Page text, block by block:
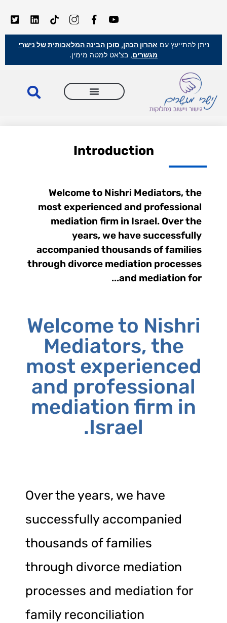
ניתן להתייעץ עם אהרון הכהן, סוכן הבינה המלאכותית של נישרי
מגשרים, בצ'אט למטה מימין.
Introduction
Welcome to Nishri Mediators, the
most experienced and professional
mediation firm in Israel. Over the
years, we have successfully
accompanied thousands of families
through divorce mediation processes
and mediation for...
Welcome to Nishri
Mediators, the
most experienced
and professional
mediation firm in
Israel.
Over the years, we have
successfully accompanied
thousands of families
through divorce mediation
processes and mediation for
family reconciliation